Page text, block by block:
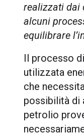
realizzati dai
alcuni
equilibrare
Il processo
utilizzata
che
possibilità di
petrolio